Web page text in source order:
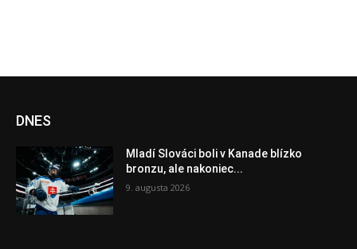
DNES
Mladí Slováci boli v Kanade blízko
bronzu, ale nakoniec...
9. augusta 2026